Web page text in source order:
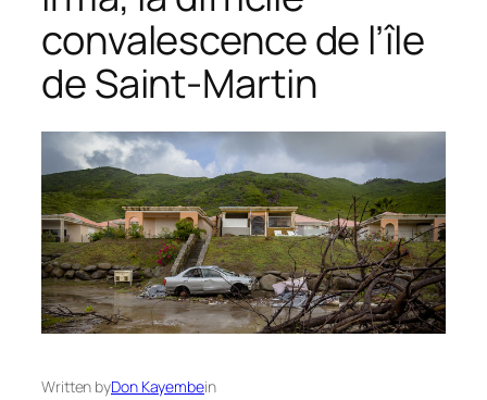
convalescence de l’île
de Saint-Martin
Written byDon Kayembein